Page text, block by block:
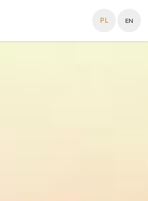
PL EN